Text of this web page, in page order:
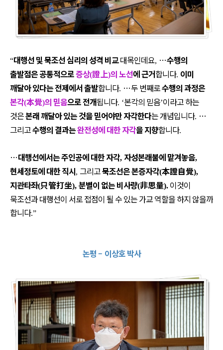
“대행선 및 묵조선 심리의 성격 비교대목인데요, …수행의
출발점은 공통적으로증상(證上)의 노선에 근거합니다. 이미
깨달아 있다는 전제에서 출발합니다. …두 번째로수행의 과정은
본각(本覺)의 믿음으로 전개됩니다. ‘본각의 믿음’이라고 하는
것은본래 깨달아 있는 것을 믿어야만 자각한다는 개념입니다. …
그리고수행의 결과는완전성에 대한 자각을 지향합니다.
…대행선에서는 주인공에 대한 자각, 자성본래불에 맡겨놓음,
현세정토에 대한 직시, 그리고묵조선은 본증자각(本證自覺),
지관타좌(只管打坐), 분별이 없는 비사량(非思量). 이것이
묵조선과 대행선이 서로 접점이 될 수 있는 가교 역할을 하지 않을까
합니다.”
논평– 이상호 박사